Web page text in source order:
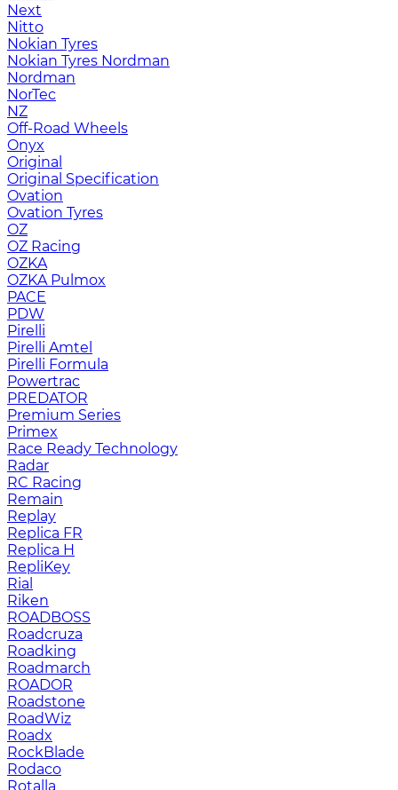
Next
Nitto
Nokian Tyres
Nokian Tyres Nordman
Nordman
NorTec
NZ
Off-Road Wheels
Onyx
Original
Original Specification
Ovation
Ovation Tyres
OZ
OZ Racing
OZKA
OZKA Pulmox
PACE
PDW
Pirelli
Pirelli Amtel
Pirelli Formula
Powertrac
PREDATOR
Premium Series
Primex
Race Ready Technology
Radar
RC Racing
Remain
Replay
Replica FR
Replica H
RepliKey
Rial
Riken
ROADBOSS
Roadcruza
Roadking
Roadmarch
ROADOR
Roadstone
RoadWiz
Roadx
RockBlade
Rodaco
Rotalla